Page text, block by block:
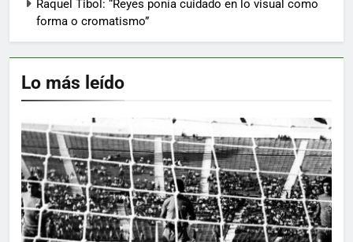
Raquel Tibol: “Reyes ponía cuidado en lo visual como
forma o cromatismo”
Lo más leído